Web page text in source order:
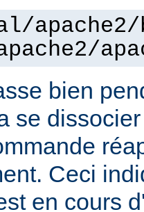
bien
se
Ceci
en cours